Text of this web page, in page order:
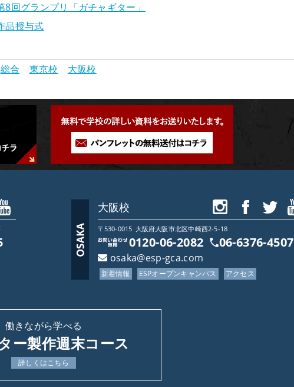
回グランプリ「ガチャギター」
品授与式
総合 東京校 大阪校
大阪校
〒530-0015 大阪府大阪市北区中崎西2-5-18
0120-06-2082 06-6376-4507
osaka@esp-gca.com
新着情報 ESPオープンキャンパス アクセス
働きながら学べる
ー製作週末コース
詳しくはこちら